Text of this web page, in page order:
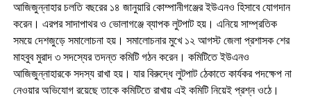
আজিজুন্নাহার চলতি বছরের ১৪ জানুয়ারি কোম্পানীগঞ্জের ইউএনও হিসাবে যোগদান
করেন। এরপর সাদাপাথর ও ভোলাগঞ্জে ব্যাপক লুটপাট হয়। এনিয়ে সাম্প্রতিক
সময়ে দেশজুড়ে সমালোচনা হয়। সমালোচনার মুখে ১২ আগস্ট জেলা প্রশাসক শের
মাহবুব মুরাদ ৩ সদস্যের তদন্ত কমিটি গঠন করেন। কমিটিতে ইউএনও
আজিজুন্নাহারকে সদস্য রাখা হয়। যার বিরুদ্ধে লুটপাট ঠেকাতে কার্যকর পদক্ষেপ না
নেওয়ার অভিযোগ রয়েছে তাকে কমিটিতে রাখায় এই কমিটি নিয়েই প্রশ্ন ওঠে।